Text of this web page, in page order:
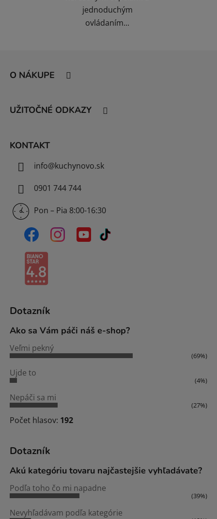
jednoduchým
ovládaním...
O NÁKUPE
UŽITOČNÉ ODKAZY
KONTAKT
info@kuchynovo.sk
0901 744 744
Pon – Pia 8:00-16:30
Dotazník
Ako sa Vám páči náš e-shop?
Veľmi pekný
(69%)
Ujde to
(4%)
Nepáči sa mi
(27%)
Počet hlasov: 192
Dotazník
Akú kategóriu tovaru najčastejšie vyhľadávate?
Podľa toho čo mi napadne
(39%)
Nevyhľadávam podľa kategórie